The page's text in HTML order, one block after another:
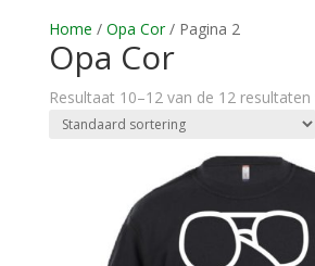
Home / Opa Cor/ Pagina 2
Opa Cor
Resultaat 10–12 van de 12